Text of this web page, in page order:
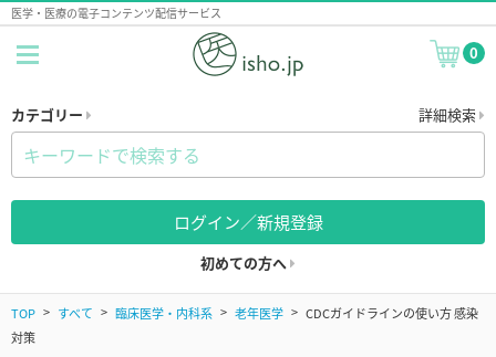
医学・医療の電子コンテンツ配信サービス
0
カテゴリー 詳細検索
ログイン／新規登録
初めての方へ
TOP すべて 臨床医学・内科系 老年医学
CDCガイドラインの使い方 感染
対策